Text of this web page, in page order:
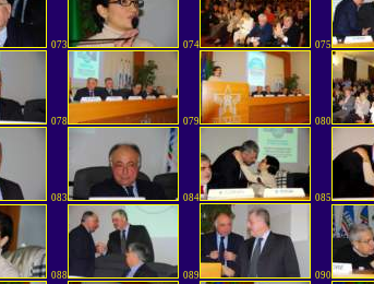
073 074 075
078 079 080
083 084 085
088 089 090